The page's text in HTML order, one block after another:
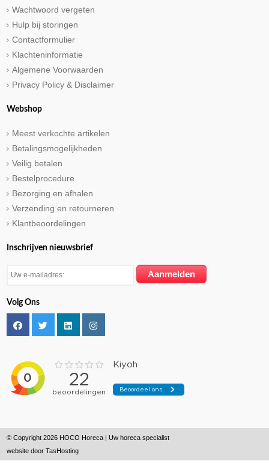
Wachtwoord vergeten
Hulp bij storingen
Contactformulier
Klachteninformatie
Algemene Voorwaarden
Privacy Policy & Disclaimer
Webshop
Meest verkochte artikelen
Betalingsmogelijkheden
Veilig betalen
Bestelprocedure
Bezorging en afhalen
Verzending en retourneren
Klantbeoordelingen
Inschrijven nieuwsbrief
Volg Ons
© Copyright 2026 HOCO Horeca | Uw horeca specialist
website doorTasHosting